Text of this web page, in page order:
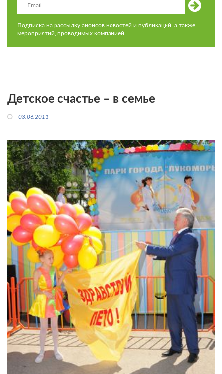
Подписка на рассылку анонсов новостей и публикаций, а также
мероприятий, проводимых компанией.
Детское счастье – в семье
03.06.2011